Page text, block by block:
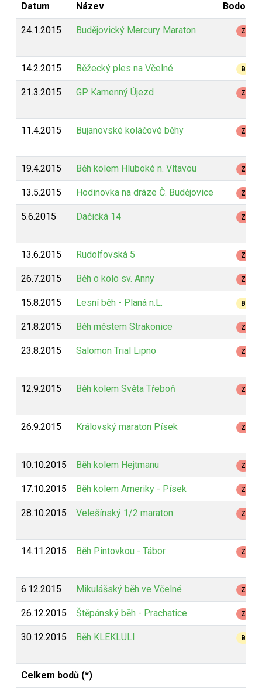
Datum Název
24.1.2015 Budějovický Mercury Maraton Z
14.2.2015 Běžecký ples na Včelné B
21.3.2015 GP Kamenný Újezd Z
11.4.2015 Bujanovské koláčové běhy Z
19.4.2015 Běh kolem Hluboké n. Vltavou Z
13.5.2015 Hodinovka na dráze Č. Budějovice Z
5.6.2015 Dačická 14 Z
13.6.2015 Rudolfovská 5 Z
26.7.2015 Běh o kolo sv. Anny Z
15.8.2015 Lesní běh - Planá n.L. B
21.8.2015 Běh městem Strakonice Z
23.8.2015 Salomon Trial Lipno Z
12.9.2015 Běh kolem Světa Třeboň Z
26.9.2015 Královský maraton Písek Z
10.10.2015 Běh kolem Hejtmanu Z
17.10.2015 Běh kolem Ameriky - Písek Z
28.10.2015 Velešínský 1/2 maraton Z
14.11.2015 Běh Pintovkou - Tábor Z
6.12.2015 Mikulášský běh ve Včelné Z
26.12.2015 Štěpánský běh - Prachatice Z
30.12.2015 Běh KLEKLULI B
Celkem bodů (*)